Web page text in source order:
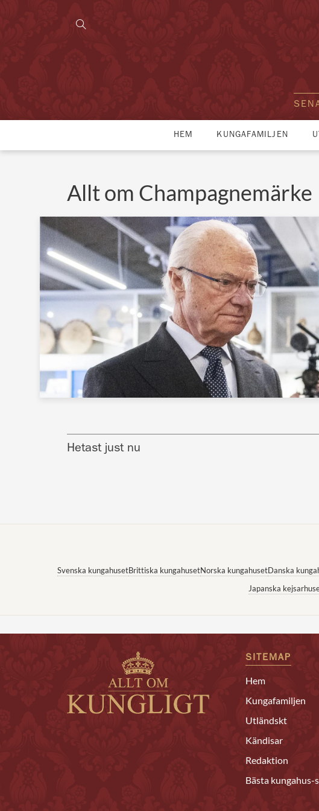
HEM KUNGAFAMILJEN
Allt om Champagnemärke
Hetast just nu
Svenska kungahusetBrittiska kungahusetNorska kungahusetDanska
Japanska
SITEMAP
Hem
Kungafamiljen
Utländskt
Kändisar
Redaktion
Bästa kungahus-